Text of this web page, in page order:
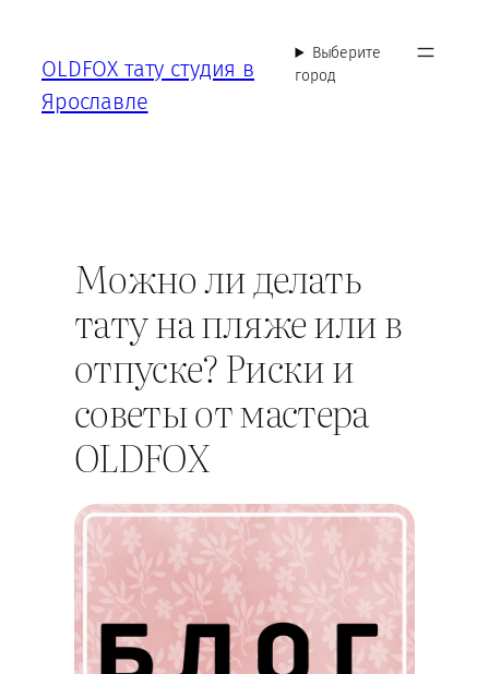
содержимому
OLDFOX тату студия в
Ярославле
Выберите
город
Можно ли делать
тату на пляже или в
отпуске? Риски и
советы от мастера
OLDFOX